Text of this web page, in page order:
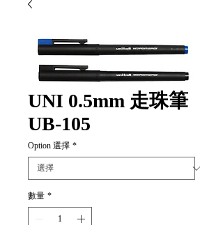
UNI 0.5mm 走珠筆
UB-105
Option 選擇 *
數量 *